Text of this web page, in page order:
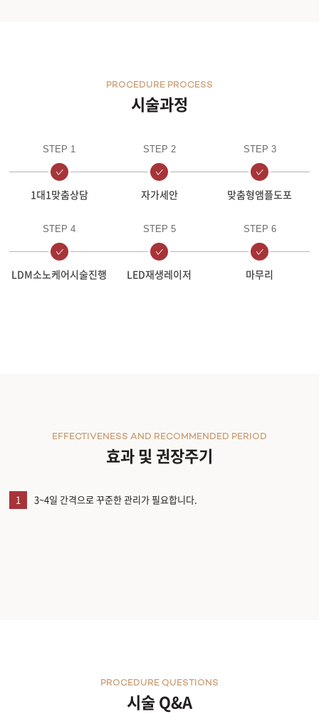
시술과정
PROCEDURE PROCESS
STEP 1
1대1맞춤상담
STEP 2
자가세안
STEP 3
맞춤형앰플도포
STEP 4
LDM소노케어시술진행
STEP 5
LED재생레이저
STEP 6
마무리
효과 및 권장주기
EFFECTIVENESS AND RECOMMENDED PERIOD
1 3~4일 간격으로 꾸준한 관리가 필요합니다.
시술 Q&A
PROCEDURE QUESTIONS